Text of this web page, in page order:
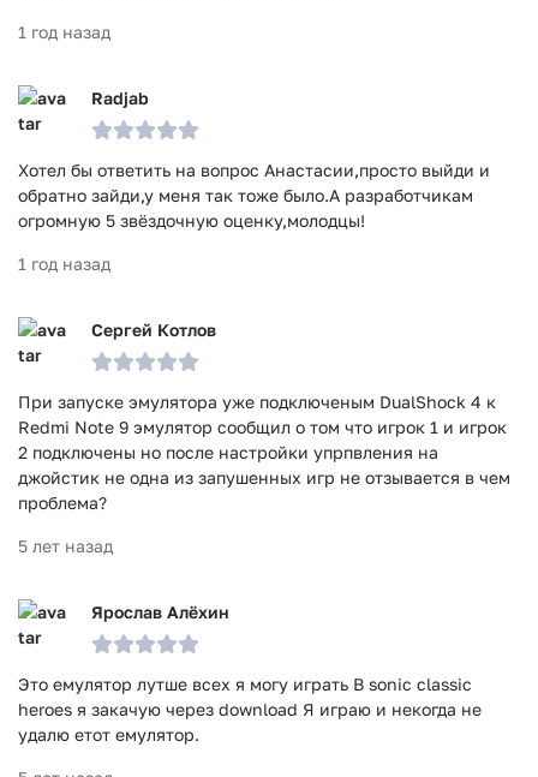
1 год назад
Radjab
Хотел бы ответить на вопрос Анастасии,просто выйди и
обратно зайди,у меня так тоже было.А разработчикам
огромную 5 звёздочную оценку,молодцы!
1 год назад
Сергей Котлов
При запуске эмулятора уже подключеным DualShock 4 к
Redmi Note 9 эмулятор сообщил о том что игрок 1 и игрок
2 подключены но после настройки упрпвления на
джойстик не одна из запушенных игр не отзывается в чем
проблема?
5 лет назад
Ярослав Алёхин
Это емулятор лутше всех я могу играть В sonic classic
heroes я закачую через download Я играю и некогда не
удалю етот емулятор.